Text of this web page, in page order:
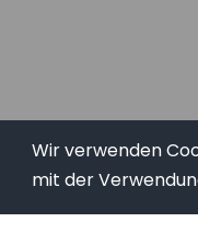
Wir verwenden
mit der